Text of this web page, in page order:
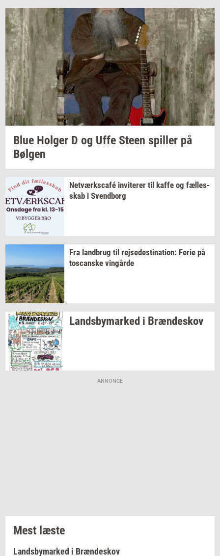
Blue Hol­ger D og Uffe Steen spil­ler på
Bøl­gen
Netværkscafé in­vi­te­rer til kaffe og fæl­les­
skab i Svend­borg
Fra land­brug til rej­se­desti­na­tion: Ferie på
toscan­ske vin­går­de
Lands­by­mar­ked i Bræn­de­skov
ANNONCE
Mest læste
Landsbymarked i Brændeskov